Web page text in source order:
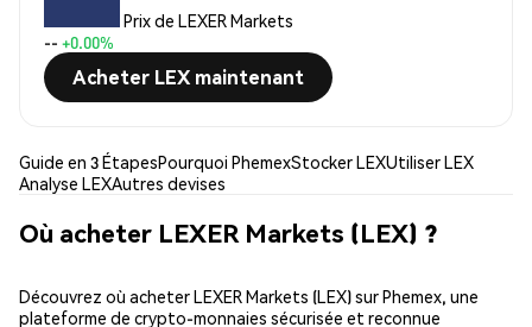
Prix de LEXER Markets
-- +0.00%
Acheter LEX maintenant
Guide en 3 ÉtapesPourquoi PhemexStocker LEXUtiliser LEX
Analyse LEXAutres devises
Où acheter LEXER Markets (LEX) ?
Découvrez où acheter LEXER Markets (LEX) sur Phemex, une
plateforme de crypto-monnaies sécurisée et reconnue